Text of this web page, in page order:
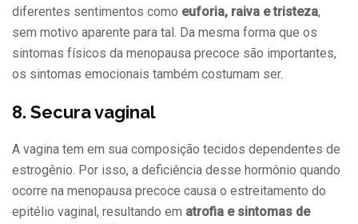
diferentes sentimentos como euforia, raiva e tristeza,
sem motivo aparente para tal. Da mesma forma que os
sintomas físicos da menopausa precoce são importantes,
os sintomas emocionais também costumam ser.
8. Secura vaginal
A vagina tem em sua composição tecidos dependentes de
estrogênio. Por isso, a deficiência desse hormônio quando
ocorre na menopausa precoce causa o estreitamento do
epitélio vaginal, resultando em atrofia e sintomas de